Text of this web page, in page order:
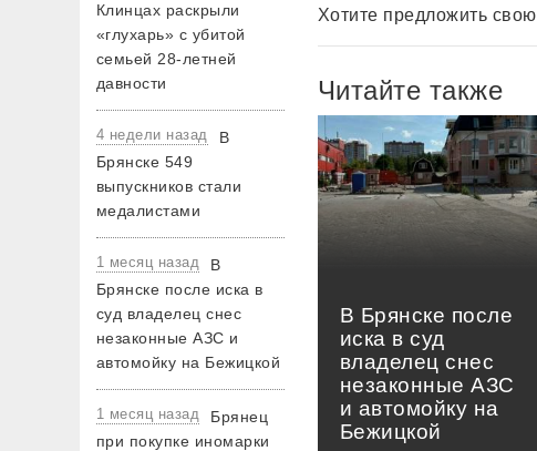
Клинцах раскрыли
«глухарь» с убитой
семьей 28-летней
давности
4 недели назад
В
Брянске 549
выпускников стали
медалистами
1 месяц назад
В
Брянске после иска в
суд владелец снес
незаконные АЗС и
автомойку на Бежицкой
1 месяц назад
Брянец
при покупке иномарки
Хотите предложить
Читайте также
В Брянске после
иска в суд
владелец снес
незаконные АЗС
и автомойку на
Бежицкой